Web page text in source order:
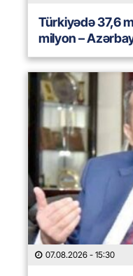
Türkiyədə 37,6
milyon –
07.08.2026 - 15:30